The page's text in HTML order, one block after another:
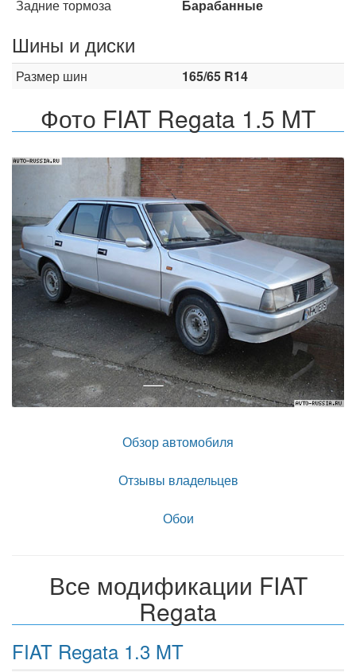
Задние тормоза Барабанные
Шины и диски
Размер шин 165/65 R14
Фото FIAT Regata 1.5 MT
Назад
Обзор автомобиля
Отзывы владельцев
Обои
Все модификации FIAT
Regata
FIAT Regata 1.3 MT